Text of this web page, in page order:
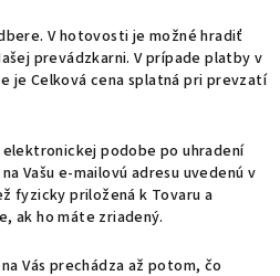
V hotovosti je možné hradiť
prevádzkarni. V prípade platby v
je Celková cena splatná pri prevzatí
podobe po uhradení
Vašu e-mailovú adresu uvedenú v
fyzicky priložená k Tovaru a
ak ho máte zriadený.
Vás prechádza až potom, čo